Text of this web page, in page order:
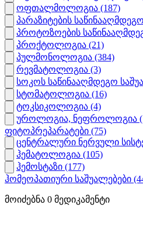
ოფთალმოლოგია (187)
პარაზიტების
პროტოზოების
პროქტოლოგია (21)
პულმონოლოგია (384)
რევმატოლოგია (3)
სოკოს საწინააღმდეგო
სტომატოლოგია (16)
ტოკსიკოლოგია (4)
უროლოგია, ნეფროლოგია
ფიტოპრეპარატები (75)
ცენტრალური ნერვული
ჰემატოლოგია (105)
ჰემოსტაზი (177)
ჰომეოპათიური საშუალებები
მოიძებნა 0 მედიკამენტი